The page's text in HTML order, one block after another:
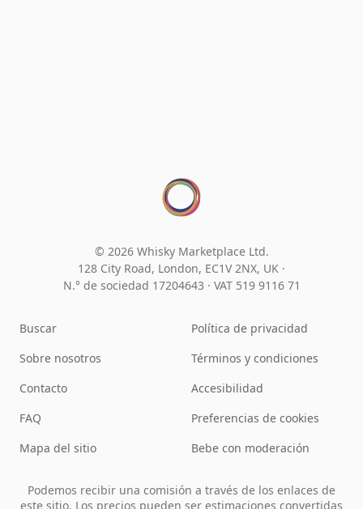
© 2026 Whisky Marketplace Ltd.
128 City Road, London, EC1V 2NX, UK ·
N.° de sociedad 17204643 · VAT 519 9116 71
Buscar
Sobre nosotros
Contacto
FAQ
Mapa del sitio
Política de privacidad
Términos y condiciones
Accesibilidad
Preferencias de cookies
Bebe con moderación
Podemos recibir una comisión a través de los enlaces de
este sitio. Los precios pueden ser estimaciones convertidas